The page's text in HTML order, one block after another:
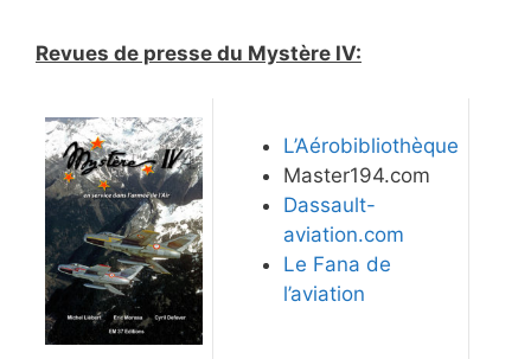
Revues de presse du Mystère IV:
L’Aérobibliothèque
Master194.com
Dassault-
aviation.com
Le Fana de
l’aviation